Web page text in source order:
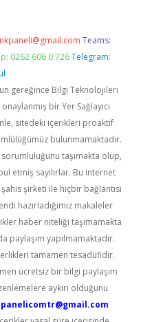
Teams:
0262 606 0 726 Telegram:
gereğince Bilgi Teknolojileri
bir Yer Sağlayıcı
sitedeki içerikleri proaktif
bulunmamaktadır.
taşımakta olup,
etmiş sayılırlar. Bu internet
şirketi ile hiçbir bağlantısı
hazırladığımız makaleler
haber niteliği taşımamakta
paylaşım yapılmamaktadır.
tamamen tesadüfidir.
ücretsiz bir bilgi paylaşım
aykırı olduğunu